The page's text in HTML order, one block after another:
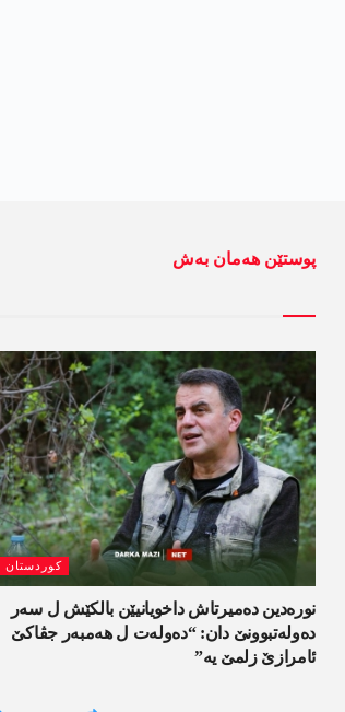
پوستێن ھەمان بەش
کوردستان
نورەدین دەمیرتاش داخویانیێن بالکێش ل سەر
دەولەتبوونێ دان: “دەولەت ل ھەمبەر جڤاکێ
ئامرازێ زلمێ یە”